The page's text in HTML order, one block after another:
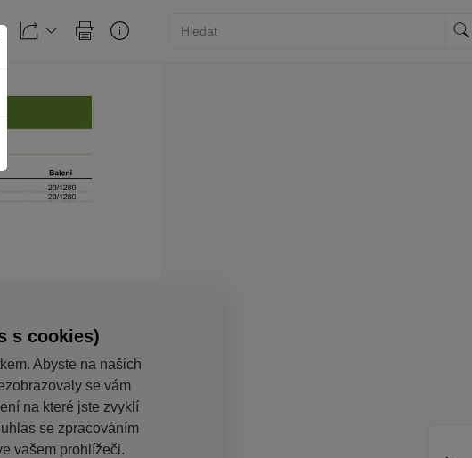
s cookies)
Abyste na našich
se vám
na které jste zvyklí
se zpracováním
vašem prohlížeči.